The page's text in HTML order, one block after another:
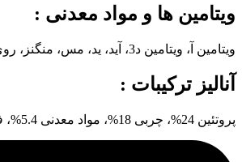
ویتامین ها و مواد معدنی :
ویتامین آ، ویتامین د3، آید، ید، مس، منگنز، روی، سلنیوم.
آنالیز ترکیبات :
پروتئین 24%، چربی 18%، مواد معدنی 5.4%، فیبر 1.7%.